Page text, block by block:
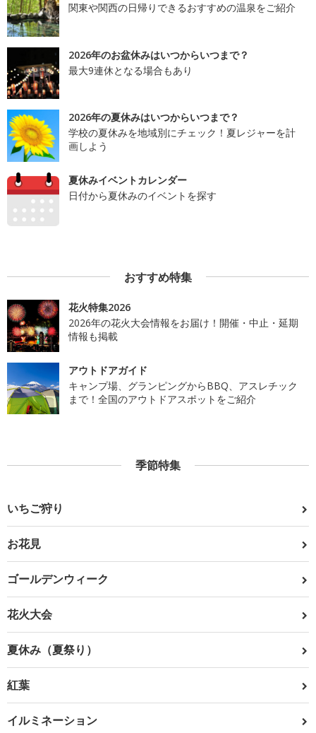
関東や関西の日帰りできるおすすめの温泉をご紹介
2026年のお盆休みはいつからいつまで？
最大9連休となる場合もあり
2026年の夏休みはいつからいつまで？
学校の夏休みを地域別にチェック！夏レジャーを計
画しよう
夏休みイベントカレンダー
日付から夏休みのイベントを探す
おすすめ特集
花火特集2026
2026年の花火大会情報をお届け！開催・中止・延期
情報も掲載
アウトドアガイド
キャンプ場、グランピングからBBQ、アスレチック
まで！全国のアウトドアスポットをご紹介
季節特集
いちご狩り
お花見
ゴールデンウィーク
花火大会
夏休み（夏祭り）
紅葉
イルミネーション